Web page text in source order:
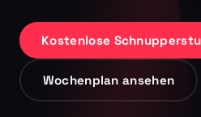
Kostenlose
Wochenplan ansehen